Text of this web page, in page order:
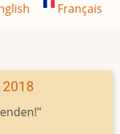
Français
2018